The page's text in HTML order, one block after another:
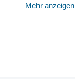
Mehr anzeigen